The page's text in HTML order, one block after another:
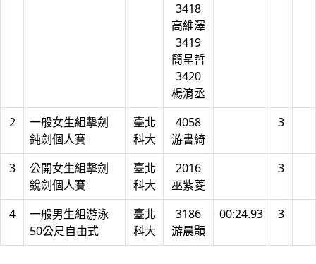
3418
高維澤
3419
簡呈哲
3420
楊淯丞
2
一般女生組擊劍
鈍劍個人賽
臺北
科大
4058
游書綺
3
3
公開女生組擊劍
銳劍個人賽
臺北
科大
2016
巫紫菱
3
4
一般男生組游泳
50公尺自由式
臺北
科大
3186
游晨顥
00:24.93 3